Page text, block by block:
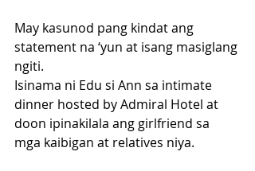
May kasunod pang kindat ang
statement na ‘yun at isang masiglang
ngiti.
Isinama ni Edu si Ann sa intimate
dinner hosted by Admiral Hotel at
doon ipinakilala ang girlfriend sa
mga kaibigan at relatives niya.